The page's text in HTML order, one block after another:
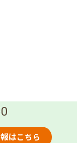
はこちら